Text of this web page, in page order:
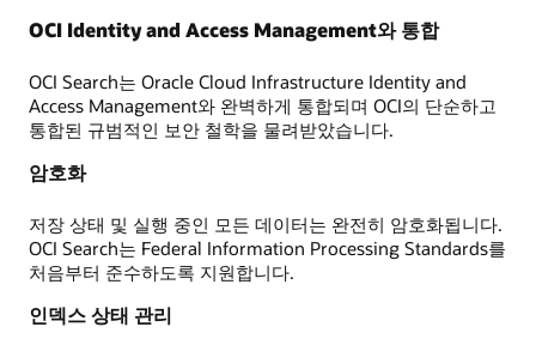
OCI Identity and Access Management와 통합
OCI Search는 Oracle Cloud Infrastructure Identity and
Access Management와 완벽하게 통합되며 OCI의 단순하고
통합된 규범적인 보안 철학을 물려받았습니다.
암호화
저장 상태 및 실행 중인 모든 데이터는 완전히 암호화됩니다.
OCI Search는 Federal Information Processing Standards를
처음부터 준수하도록 지원합니다.
인덱스 상태 관리